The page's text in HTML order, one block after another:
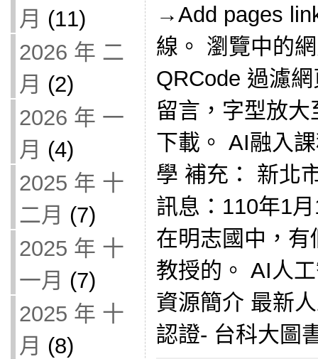
月 (11)
2026 年 二
月 (2)
2026 年 一
月 (4)
2025 年 十
二月 (7)
2025 年 十
一月 (7)
2025 年 十
月 (8)
→Add pages
線。 瀏覽中的
QRCode 過濾
留言，字型放
下載。 AI融入
學 補充： 新北
訊息：110年1
在明志國中，
教授的。 AI人
資源簡介 最新
認證- 台科大圖